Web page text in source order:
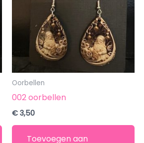
Oorbellen
002 oorbellen
€ 3,50
Toevoegen aan